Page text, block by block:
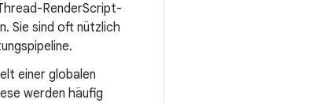
RenderScript-
Sie sind oft nützlich
einer globalen
werden häufig